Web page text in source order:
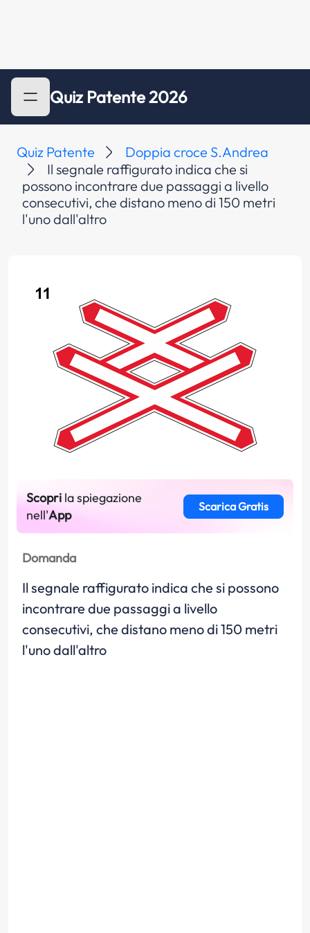
Quiz Patente 2026
Quiz Patente
Doppia croce S.Andrea
Il segnale raffigurato indica che si
possono incontrare due passaggi a livello
consecutivi, che distano meno di 150 metri
l'uno dall'altro
Scopri la spiegazione
nell'App
Scarica Gratis
Domanda
Il segnale raffigurato indica che si possono
incontrare due passaggi a livello
consecutivi, che distano meno di 150 metri
l'uno dall'altro